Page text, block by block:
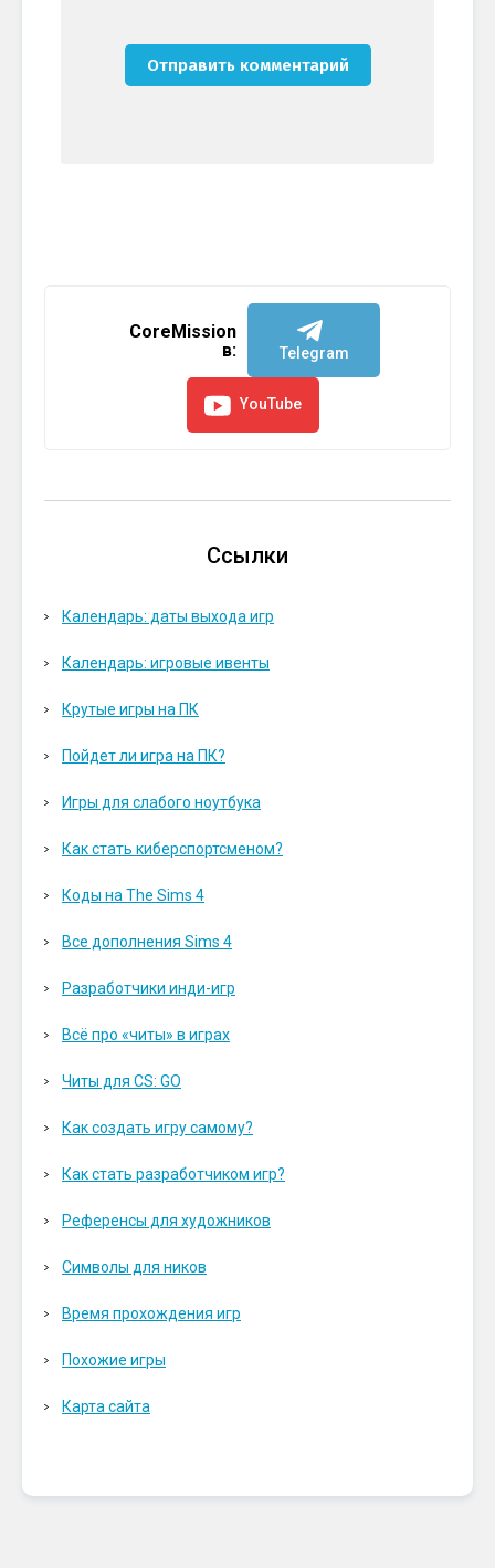
CoreMission
в:
Telegram
YouTube
Ссылки
Календарь: даты выхода игр
Календарь: игровые ивенты
Крутые игры на ПК
Пойдет ли игра на ПК?
Игры для слабого ноутбука
Как стать киберспортсменом?
Коды на The Sims 4
Все дополнения Sims 4
Разработчики инди-игр
Всё про «читы» в играх
Читы для CS: GO
Как создать игру самому?
Как стать разработчиком игр?
Референсы для художников
Символы для ников
Время прохождения игр
Похожие игры
Карта сайта